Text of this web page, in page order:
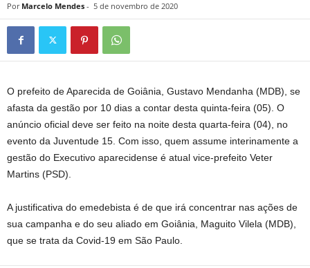
Por Marcelo Mendes - 5 de novembro de 2020
O prefeito de Aparecida de Goiânia, Gustavo Mendanha (MDB), se
afasta da gestão por 10 dias a contar desta quinta-feira (05). O
anúncio oficial deve ser feito na noite desta quarta-feira (04), no
evento da Juventude 15. Com isso, quem assume interinamente a
gestão do Executivo aparecidense é atual vice-prefeito Veter
Martins (PSD).
A justificativa do emedebista é de que irá concentrar nas ações de
sua campanha e do seu aliado em Goiânia, Maguito Vilela (MDB),
que se trata da Covid-19 em São Paulo.